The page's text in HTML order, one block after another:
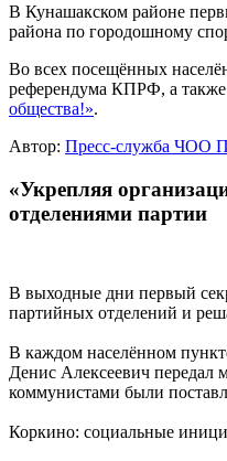
В Кунашакском районе
района по городошному
Во всех посещённых
референдума КПРФ, а
общества!».
Автор: Пресс-служба ЧОО
«Укрепляя
отделениями партии
В выходные дни первый
партийных отделений и
В каждом населённом
Денис Алексеевич передал
коммунистами были
Коркино: социальные